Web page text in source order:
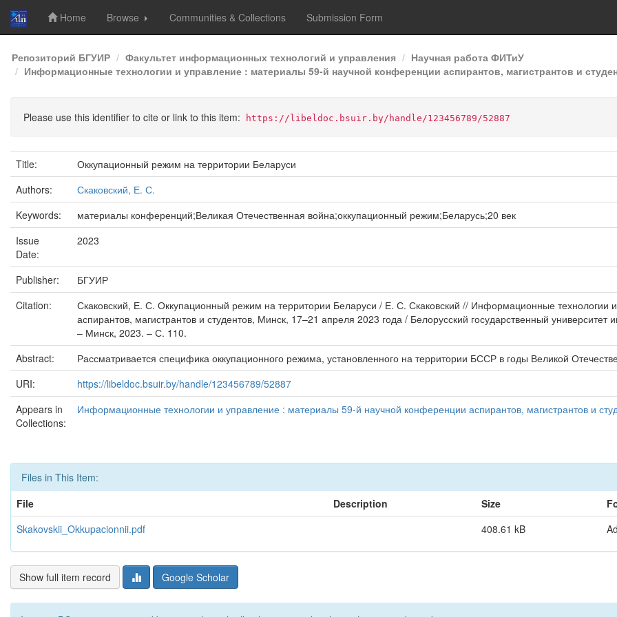
Skip
navigation
Home Browse Communities & Collections Submission Form
Репозиторий БГУИР Факультет информационных технологий и управления
Научная работа ФИТиУ
Информационные технологии и управление : материалы 59-й научной конференции аспирантов, магистрантов и
Please use this identifier to cite or link to this item: https://libeldoc.bsuir.by/handle/123456789/52887
Title:
Оккупационный режим на территории Беларуси
Authors:
Скаковский, Е. С.
Keywords:
материалы конференций;Великая Отечественная война;оккупационный режим;Беларусь;20 век
Issue
Date:
2023
Publisher:
БГУИР
Citation:
Скаковский, Е. С. Оккупационный режим на территории Беларуси / Е. С. Скаковский // Информационные
аспирантов, магистрантов и студентов, Минск, 17–21 апреля 2023 года / Белорусский государственный
– Минск, 2023. – С. 110.
Abstract:
Рассматривается специфика оккупационного режима, установленного на территории БССР в годы Великой
URI:
https://libeldoc.bsuir.by/handle/123456789/52887
Appears in
Collections:
Информационные технологии и управление : материалы 59-й научной конференции аспирантов, магистрантов и
Files in This Item:
File
Description Size
Skakovskii_Okkupacionnii.pdf
408.61 kB
Show full item record Google Scholar